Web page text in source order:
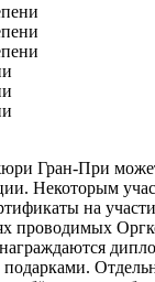
Гран-При
Некоторым
на
проводимых